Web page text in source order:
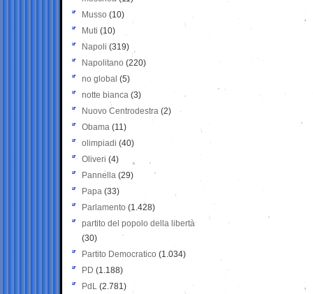
Musso (10)
Muti (10)
Napoli (319)
Napolitano (220)
no global (5)
notte bianca (3)
Nuovo Centrodestra (2)
Obama (11)
olimpiadi (40)
Oliveri (4)
Pannella (29)
Papa (33)
Parlamento (1.428)
partito del popolo della libertà
(30)
Partito Democratico (1.034)
PD (1.188)
PdL (2.781)